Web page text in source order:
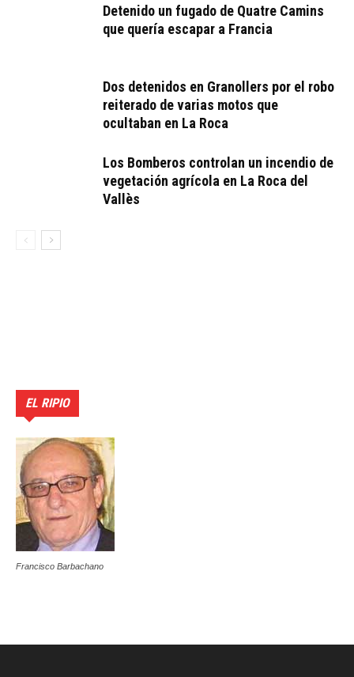
Detenido un fugado de Quatre Camins
que quería escapar a Francia
Dos detenidos en Granollers por el robo
reiterado de varias motos que
ocultaban en La Roca
Los Bomberos controlan un incendio de
vegetación agrícola en La Roca del
Vallès
EL RIPIO
Francisco Barbachano